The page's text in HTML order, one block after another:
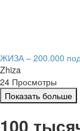
ЖИЗА – 200.000
Zhiza
24 Просмотры
Показать больше
100